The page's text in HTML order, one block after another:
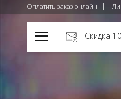
Оплатить заказ онлайн
Скидка